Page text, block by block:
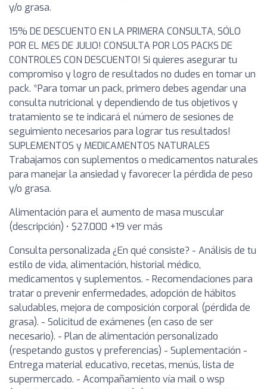
y/o grasa.
15% DE DESCUENTO EN LA PRIMERA CONSULTA, SÓLO
POR EL MES DE JULIO! CONSULTA POR LOS PACKS DE
CONTROLES CON DESCUENTO! Si quieres asegurar tu
compromiso y logro de resultados no dudes en tomar un
pack. *Para tomar un pack, primero debes agendar una
consulta nutricional y dependiendo de tus objetivos y
tratamiento se te indicará el número de sesiones de
seguimiento necesarios para lograr tus resultados!
SUPLEMENTOS y MEDICAMENTOS NATURALES
Trabajamos con suplementos o medicamentos naturales
para manejar la ansiedad y favorecer la pérdida de peso
y/o grasa.
Alimentación para el aumento de masa muscular
(descripción) • $27.000 +19 ver más
Consulta personalizada ¿En qué consiste? - Análisis de tu
estilo de vida, alimentación, historial médico,
medicamentos y suplementos. - Recomendaciones para
tratar o prevenir enfermedades, adopción de hábitos
saludables, mejora de composición corporal (pérdida de
grasa). - Solicitud de exámenes (en caso de ser
necesario). - Plan de alimentación personalizado
(respetando gustos y preferencias) - Suplementación -
Entrega material educativo, recetas, menús, lista de
supermercado. - Acompañamiento vía mail o wsp